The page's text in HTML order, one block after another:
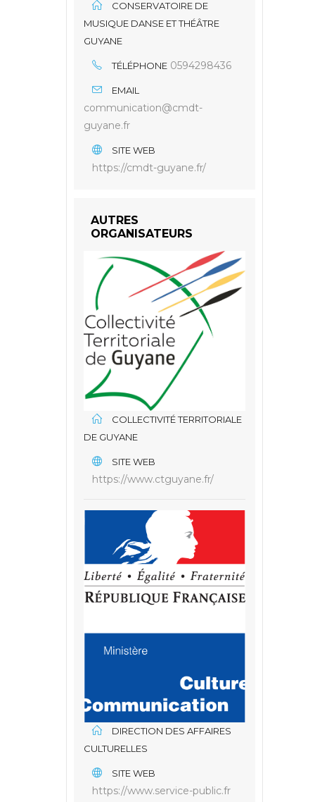
CONSERVATOIRE DE
MUSIQUE DANSE ET THÉÂTRE
GUYANE
TÉLÉPHONE 0594298436
EMAIL
communication@cmdt-
guyane.fr
SITE WEB
https://cmdt-guyane.fr/
AUTRES
ORGANISATEURS
COLLECTIVITÉ TERRITORIALE
DE GUYANE
SITE WEB
https://www.ctguyane.fr/
DIRECTION DES AFFAIRES
CULTURELLES
SITE WEB
https://www.service-public.fr